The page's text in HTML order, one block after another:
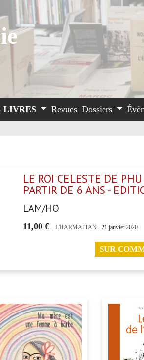
LIVRES Revues Dossiers
LE ROI CELESTE DE
PARTIR DE 6 ANS -
LAM/HO
11,00 € -L'HARMATTAN - 21 janvier 2020 -
SUR